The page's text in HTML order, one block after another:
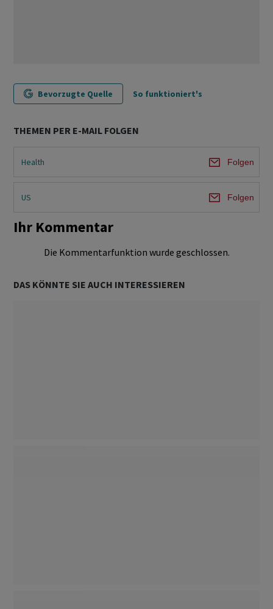
Bevorzugte Quelle So funktioniert's
THEMEN PER E-MAIL FOLGEN
Health Folgen
US Folgen
Ihr Kommentar
Die Kommentarfunktion wurde geschlossen.
DAS KÖNNTE SIE AUCH INTERESSIEREN